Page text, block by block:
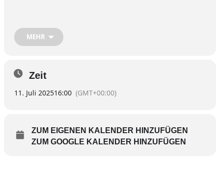
Ein schönes Fest wartet, um mal die Helfer in der
Not ausgiebig hochleben zu lassen: Die
und Kuchen, ab 18 Uhr gibt es dann
Wasserspritzen der Jugendfeuerwehr voll auf
ihre Kosten.
MEHR
Zeit
11. Juli 202516:00 (GMT+00:00)
ZUM EIGENEN KALENDER HINZUFÜGEN
ZUM GOOGLE KALENDER HINZUFÜGEN